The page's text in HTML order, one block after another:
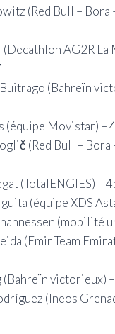
(Red Bull – Bora
AG2R La
(Bahreïn
(équipe Movistar) –
(Red Bull – Bora
(TotalENGIES) –
(équipe XDS
(mobilité
(Emir Team
(Bahreïn victorieux)
(Ineos